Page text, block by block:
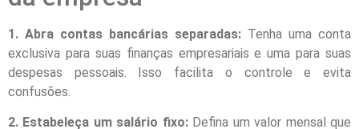
1. Abra contas bancárias separadas: Tenha uma conta
exclusiva para suas finanças empresariais e uma para suas
despesas pessoais. Isso facilita o controle e evita
confusões.
2. Estabeleça um salário fixo:Defina um valor mensal que